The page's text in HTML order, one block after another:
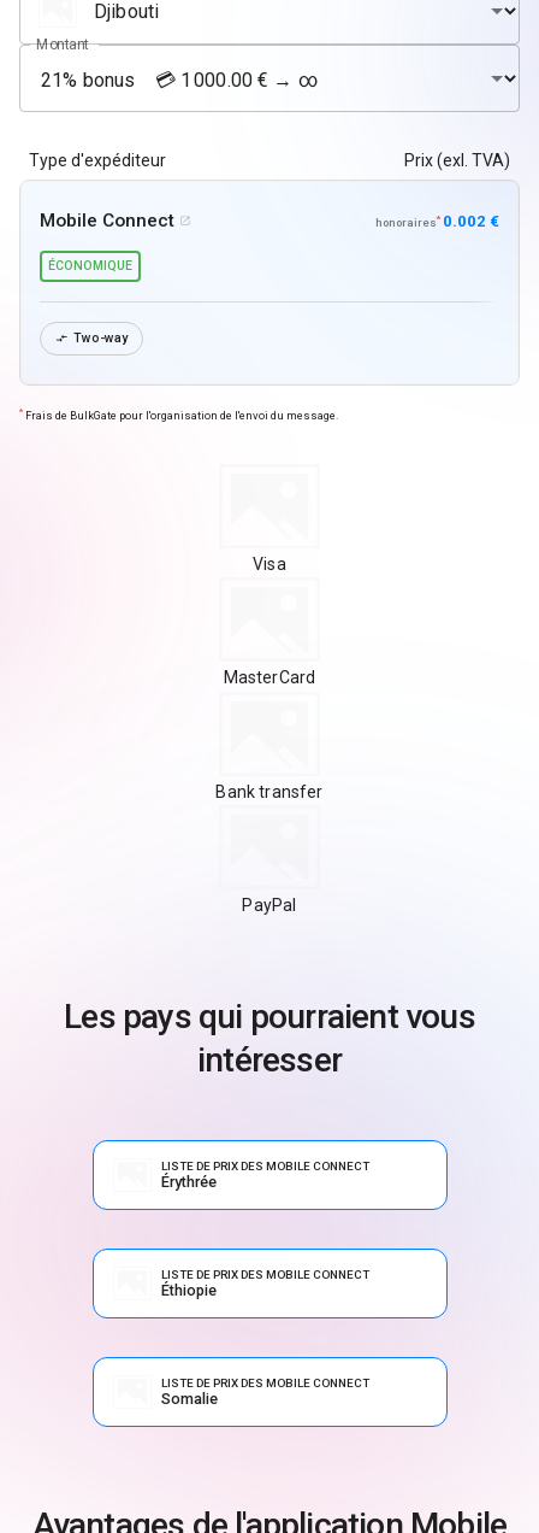
Montant
Type d'expéditeur Prix (exl. TVA)
Mobile Connect  honoraires* 0.002 €
ÉCONOMIQUE
 Two-way
* Frais de BulkGate pour l'organisation de l'envoi du message.
Visa
MasterCard
Bank transfer
PayPal
Les pays qui pourraient vous
intéresser
LISTE DE PRIX DES MOBILE CONNECT
Érythrée
LISTE DE PRIX DES MOBILE CONNECT
Éthiopie
LISTE DE PRIX DES MOBILE CONNECT
Somalie